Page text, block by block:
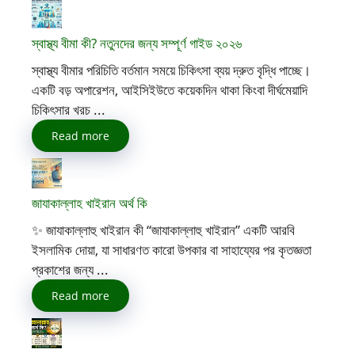
স্বাস্থ্য বীমা কী? নতুনদের জন্য সম্পূর্ণ গাইড ২০২৬
স্বাস্থ্য বীমার পরিচিতি বর্তমান সময়ে চিকিৎসা ব্যয় দ্রুত বৃদ্ধি পাচ্ছে।
একটি বড় অপারেশন, আইসিইউতে কয়েকদিন থাকা কিংবা দীর্ঘমেয়াদি
চিকিৎসার খরচ ...
Read more
জাযাকাল্লাহ খাইরান অর্থ কি
✨ জাযাকাল্লাহু খাইরান কী “জাযাকাল্লাহু খাইরান” একটি আরবি
ইসলামিক দোয়া, যা সাধারণত কারো উপকার বা সাহায্যের পর কৃতজ্ঞতা
প্রকাশের জন্য ...
Read more